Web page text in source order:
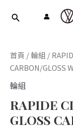
首頁 /輪組 /
CARBON/GLOSS
輪組
RAPIDE
GLOSS
RAPIDE
CLX
III
700C
FRONT
GLOSS